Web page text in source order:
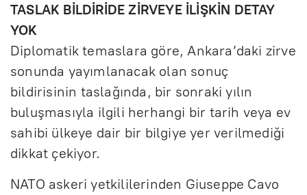
TASLAK BİLDİRİDE ZİRVEYE İLİŞKİN DETAY
YOK
Diplomatik temaslara göre, Ankara’daki zirve
sonunda yayımlanacak olan sonuç
bildirisinin taslağında, bir sonraki yılın
buluşmasıyla ilgili herhangi bir tarih veya ev
sahibi ülkeye dair bir bilgiye yer verilmediği
dikkat çekiyor.
NATO askeri yetkililerinden Giuseppe Cavo